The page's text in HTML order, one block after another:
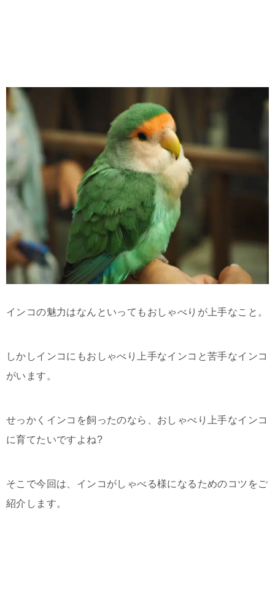
インコの魅力はなんといってもおしゃべりが上手なこと。
しかしインコにもおしゃべり上手なインコと苦手なインコ
がいます。
せっかくインコを飼ったのなら、おしゃべり上手なインコ
に育てたいですよね?
そこで今回は、インコがしゃべる様になるためのコツをご
紹介します。